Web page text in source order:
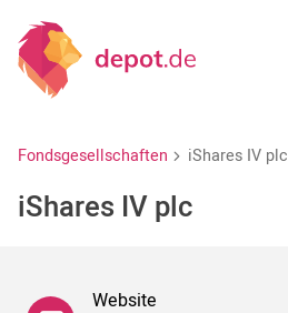
Fondsgesellschaften iShares IV plc
iShares IV plc
Website